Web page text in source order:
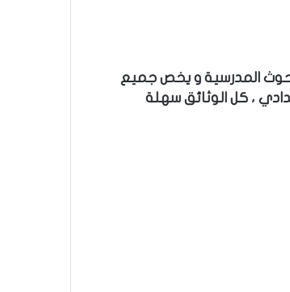
المدرسية و يخص جميع
، كل الوثائق سهلة